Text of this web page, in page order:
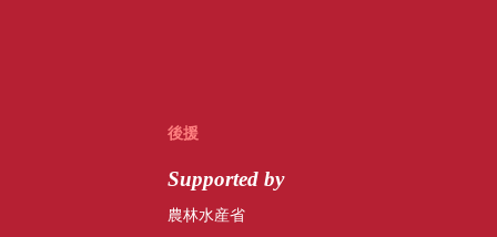
後援
Supported by
農林水産省